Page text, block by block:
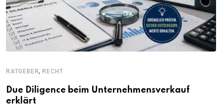
RATGEBER,RECHT
Due Diligence beim Unternehmensverkauf
erklärt